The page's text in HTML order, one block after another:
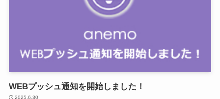
WEBプッシュ通知を開始しました！
2025.6.30